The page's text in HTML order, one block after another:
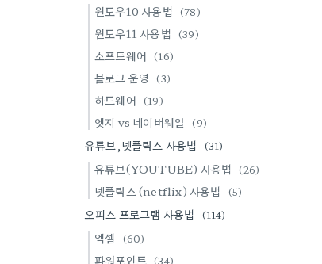
윈도우10 사용법 (78)
윈도우11 사용법 (39)
소프트웨어 (16)
블로그 운영 (3)
하드웨어 (19)
엣지 vs 네이버웨일 (9)
유튜브,넷플릭스 사용법 (31)
유튜브(YOUTUBE) 사용법 (26)
넷플릭스 (netflix) 사용법 (5)
오피스 프로그램 사용법 (114)
엑셀 (60)
파워포인트 (34)